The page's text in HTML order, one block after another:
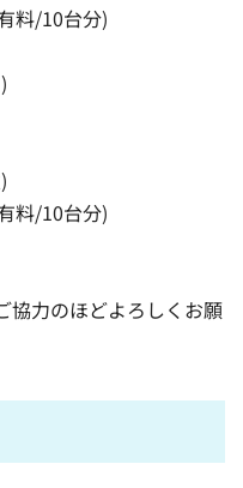
料/10台分)
料/10台分)
協力のほどよろしくお願